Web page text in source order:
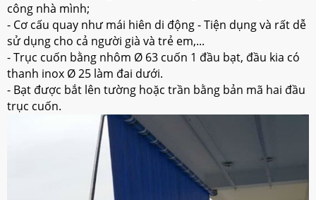
công nhà mình;
- Cơ cấu quay như mái hiên di động - Tiện dụng và rất dễ
sử dụng cho cả người già và trẻ em,...
- Trục cuốn bằng nhôm Ø 63 cuốn 1 đầu bạt, đầu kia có
thanh inox Ø 25 làm đai dưới.
- Bạt được bắt lên tường hoặc trần bằng bản mã hai đầu
trục cuốn.